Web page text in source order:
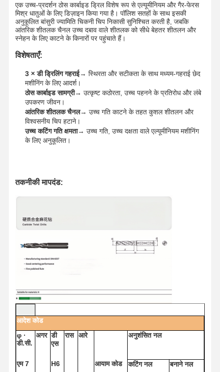
एक उच्च-प्रदर्शन ठोस कार्बाइड ड्रिल विशेष रूप से एल्यूमीनियम और गैर-फेरस
मिश्र धातुओं के लिए डिज़ाइन किया गया है। पॉलिश सतहों के साथ इसकी
अनुकूलित बांसुरी ज्यामिति चिकनी चिप निकासी सुनिश्चित करती है, जबकि
आंतरिक शीतलक चैनल उच्च दबाव वाले शीतलक को सीधे बेहतर शीतलन और
स्नेहन के लिए काटने के किनारों पर पहुंचाते हैं।
विशेषताएँ:
3 × डी ड्रिलिंग गहराई→ स्थिरता और सटीकता के साथ मध्यम-गहराई छेद
मशीनिंग के लिए आदर्श।
ठोस कार्बाइड सामग्री→ उत्कृष्ट कठोरता, उच्च पहनने के प्रतिरोध और लंबे
उपकरण जीवन।
आंतरिक शीतलक चैनल→ उच्च गति काटने के तहत कुशल शीतलन और
विश्वसनीय चिप हटाने।
उच्च कटिंग गति क्षमता→ उच्च गति, उच्च दक्षता वाले एल्यूमीनियम मशीनिंग
के लिए अनुकूलित।
तकनीकी मापदंड:
आदेश कोड
φ ·
डी.सी.
अगर डी
एस
रास आरे अनुशंसित नल
एम 7 H6 आयाम कोड कटिंग नल बनाने नल